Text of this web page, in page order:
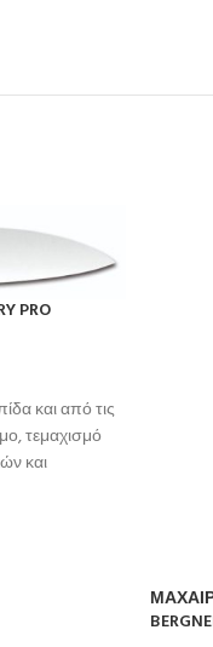
PRO
και από τις
τεμαχισμό
και